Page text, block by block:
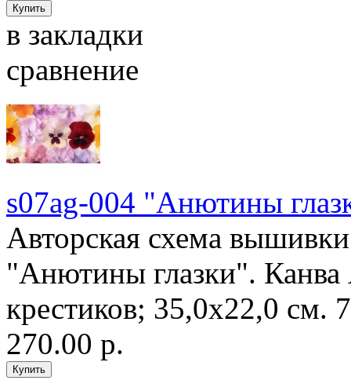
в закладки
сравнение
s07ag-004 "Анютины
Авторская схема
"Анютины глазки".
крестиков; 35,0х22,0 см.
270.00 р.